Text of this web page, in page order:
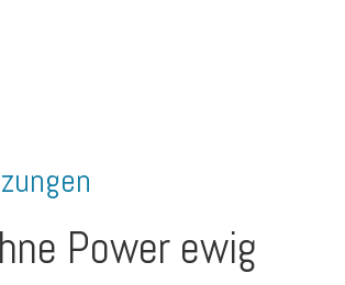
Power ewig